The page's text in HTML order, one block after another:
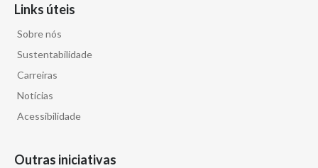
Links úteis
Sobre nós
Sustentabilidade
Carreiras
Notícias
Acessibilidade
Outras iniciativas